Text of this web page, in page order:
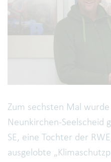
Zum sechsten Mal
Neunkirchen-Seelscheid
SE, eine Tochter der
ausgelobte